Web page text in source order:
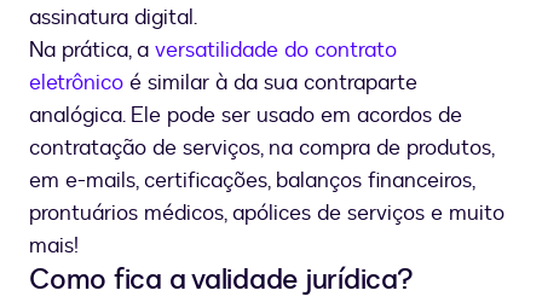
assinatura digital.
Na prática, a versatilidade do contrato
eletrônico é similar à da sua contraparte
analógica. Ele pode ser usado em acordos de
contratação de serviços, na compra de produtos,
em e-mails, certificações, balanços financeiros,
prontuários médicos, apólices de serviços e muito
mais!
Como fica a validade jurídica?